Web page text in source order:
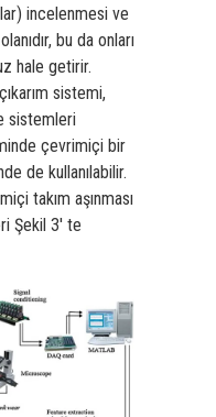
incelenmesi ve
bu da onları
hale getirir.
sistemi,
sistemleri
çevrimiçi bir
de kullanılabilir.
takım aşınması
Şekil 3′ te